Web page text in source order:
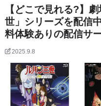
【どこで見れる?】
世」シリーズを配信
料体験ありの配信サ
2025.9.8